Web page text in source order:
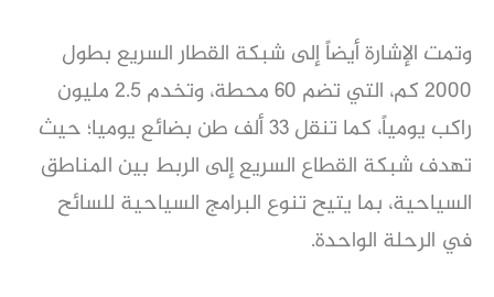
وتمت الإشارة أيضاً إلى شبكة القطار السريع بطول
2000 كم، التي تضم 60 محطة، وتخدم 2.5 مليون
راكب يومياً، كما تنقل 33 ألف طن بضائع يوميا؛ حيث
تهدف شبكة القطاع السريع إلى الربط بين المناطق
السياحية، بما يتيح تنوع البرامج السياحية للسائح
في الرحلة الواحدة.